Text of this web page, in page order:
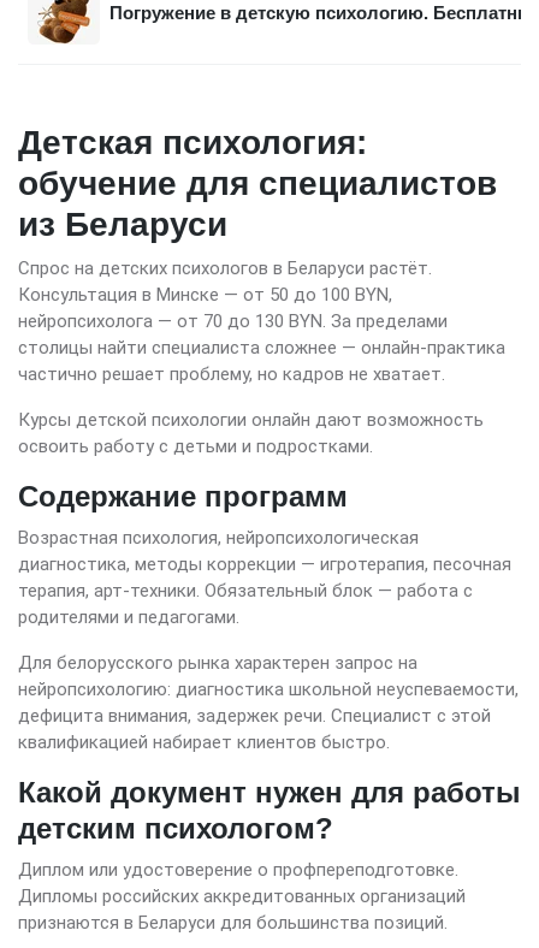
Погружение в детскую психологию.
Детская психология:
обучение для специалистов
из Беларуси
Спрос на детских психологов в Беларуси растёт.
Консультация в Минске — от 50 до 100 BYN,
нейропсихолога — от 70 до 130 BYN. За пределами
столицы найти специалиста сложнее — онлайн-практика
частично решает проблему, но кадров не хватает.
Курсы детской психологии онлайн дают возможность
освоить работу с детьми и подростками.
Содержание программ
Возрастная психология, нейропсихологическая
диагностика, методы коррекции — игротерапия, песочная
терапия, арт-техники. Обязательный блок — работа с
родителями и педагогами.
Для белорусского рынка характерен запрос на
нейропсихологию: диагностика школьной неуспеваемости,
дефицита внимания, задержек речи. Специалист с этой
квалификацией набирает клиентов быстро.
Какой документ нужен для работы
детским психологом?
Диплом или удостоверение о профпереподготовке.
Дипломы российских аккредитованных организаций
признаются в Беларуси для большинства позиций.